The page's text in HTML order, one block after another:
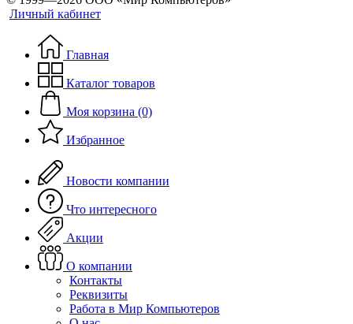
Личный кабинет
Главная
Каталог товаров
Моя корзина (0)
Избранное
Новости компании
Что интересного
Акции
О компании
Контакты
Реквизиты
Работа в Мир Компьютеров